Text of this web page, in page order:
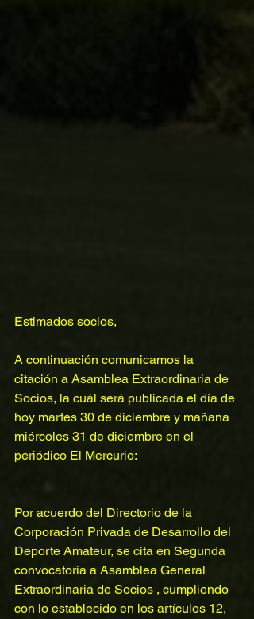
Estimados socios,
A continuación comunicamos la
citación a Asamblea Extraordinaria de
Socios, la cuál será publicada el día de
hoy martes 30 de diciembre y mañana
miércoles 31 de diciembre en el
periódico El Mercurio:
Por acuerdo del Directorio de la
Corporación Privada de Desarrollo del
Deporte Amateur, se cita en Segunda
convocatoria a Asamblea General
Extraordinaria de Socios , cumpliendo
con lo establecido en los artículos 12,